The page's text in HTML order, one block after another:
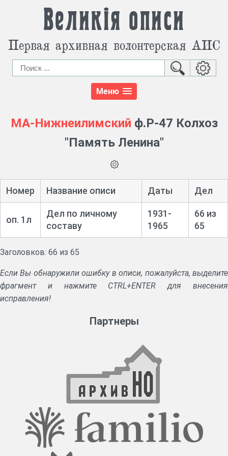
Великія описи
Первая архивная волонтерская АИС
Меню
МА-Нижнеилимский ф.Р-47 Колхоз
"Память Ленина"
Номер Название описи Даты Дел
оп. 1л
Дел по личному
составу
1931-
1965
66 из
65
Заголовков: 66 из 65
Если Вы обнаружили ошибку в описи, пожалуйста, выделите
фрагмент и нажмите CTRL+ENTER для внесения
исправления!
Партнеры